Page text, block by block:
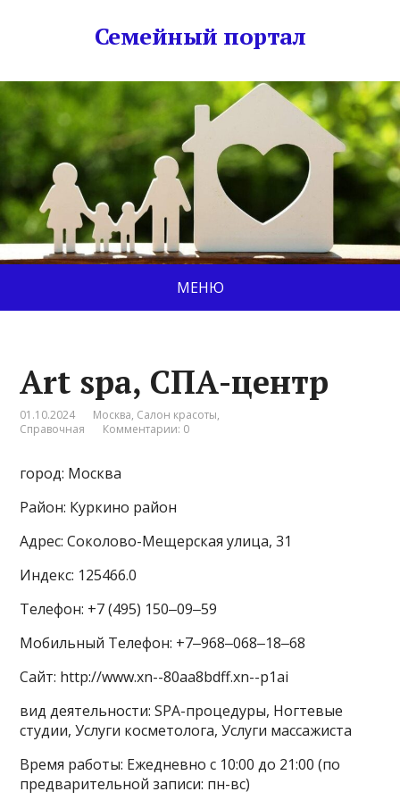
Семейный портал
МЕНЮ
Art spa, СПА-центр
01.10.2024 Москва, Салон красоты,
Справочная
Комментарии: 0
город: Москва
Район: Куркино район
Адрес: Соколово-Мещерская улица, 31
Индекс: 125466.0
Телефон: +7 (495) 150‒09‒59
Мобильный Телефон: +7‒968‒068‒18‒68
Сайт: http://www.xn--80aa8bdff.xn--p1ai
вид деятельности: SPA-процедуры, Ногтевые
студии, Услуги косметолога, Услуги массажиста
Время работы: Ежедневно с 10:00 до 21:00 (по
предварительной записи: пн-вс)